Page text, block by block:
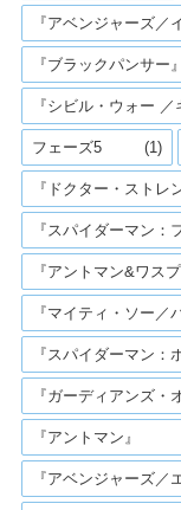
『アベンジャーズ／
『ブラックパンサー』
『シビル・ウォー
フェーズ5 (1)
『ドクター・ストレ
『スパイダーマン：
『アントマン&ワスプ
『マイティ・ソー／
『スパイダーマン：
『ガーディアンズ・
『アントマン』
『アベンジャーズ／